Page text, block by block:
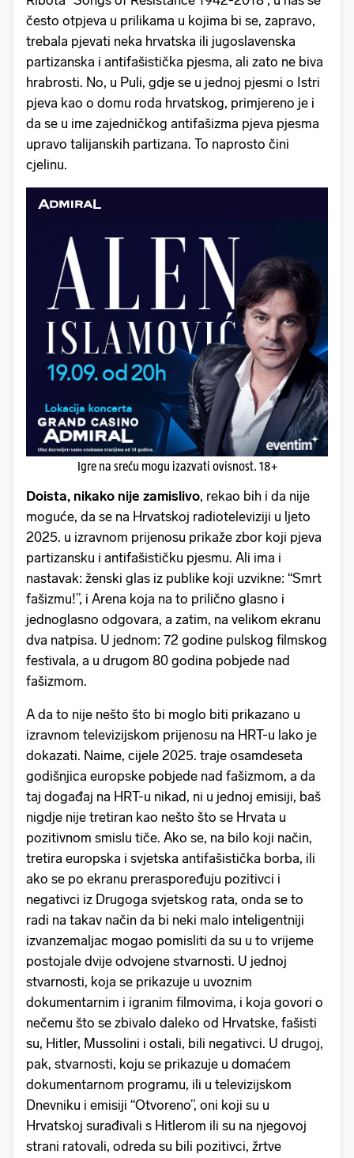
često otpjeva u prilikama u kojima bi se, zapravo,
trebala pjevati neka hrvatska ili jugoslavenska
partizanska i antifašistička pjesma, ali zato ne biva
hrabrosti. No, u Puli, gdje se u jednoj pjesmi o Istri
pjeva kao o domu roda hrvatskog, primjereno je i
da se u ime zajedničkog antifašizma pjeva pjesma
upravo talijanskih partizana. To naprosto čini
cjelinu.
Igre na sreću mogu izazvati ovisnost. 18+
Doista, nikako nije zamislivo, rekao bih i da nije
moguće, da se na Hrvatskoj radioteleviziji u ljeto
2025. u izravnom prijenosu prikaže zbor koji pjeva
partizansku i antifašističku pjesmu. Ali ima i
nastavak: ženski glas iz publike koji uzvikne: “Smrt
fašizmu!”, i Arena koja na to prilično glasno i
jednoglasno odgovara, a zatim, na velikom ekranu
dva natpisa. U jednom: 72 godine pulskog filmskog
festivala, a u drugom 80 godina pobjede nad
fašizmom.
A da to nije nešto što bi moglo biti prikazano u
izravnom televizijskom prijenosu na HRT-u lako je
dokazati. Naime, cijele 2025. traje osamdeseta
godišnjica europske pobjede nad fašizmom, a da
taj događaj na HRT-u nikad, ni u jednoj emisiji, baš
nigdje nije tretiran kao nešto što se Hrvata u
pozitivnom smislu tiče. Ako se, na bilo koji način,
tretira europska i svjetska antifašistička borba, ili
ako se po ekranu preraspoređuju pozitivci i
negativci iz Drugoga svjetskog rata, onda se to
radi na takav način da bi neki malo inteligentniji
izvanzemaljac mogao pomisliti da su u to vrijeme
postojale dvije odvojene stvarnosti. U jednoj
stvarnosti, koja se prikazuje u uvoznim
dokumentarnim i igranim filmovima, i koja govori o
nečemu što se zbivalo daleko od Hrvatske, fašisti
su, Hitler, Mussolini i ostali, bili negativci. U drugoj,
pak, stvarnosti, koju se prikazuje u domaćem
dokumentarnom programu, ili u televizijskom
Dnevniku i emisiji “Otvoreno”, oni koji su u
Hrvatskoj surađivali s Hitlerom ili su na njegovoj
strani ratovali, odreda su bili pozitivci, žrtve